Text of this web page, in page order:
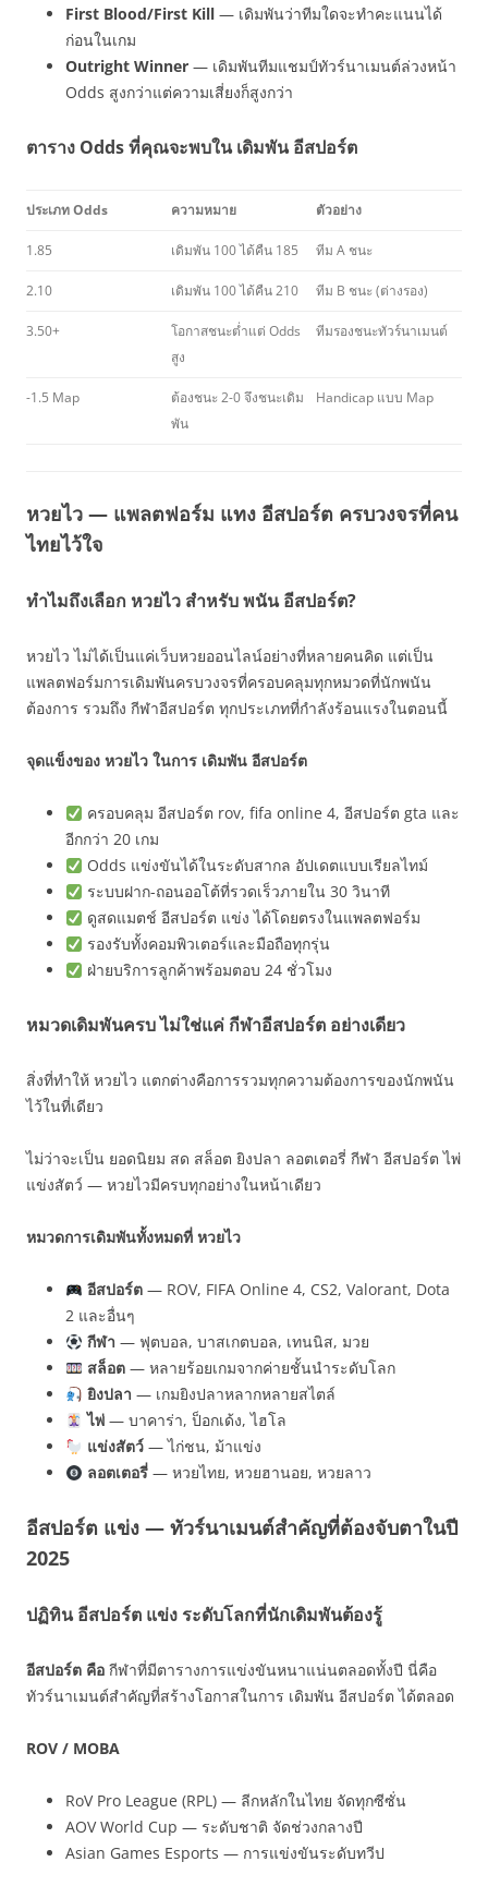
First Blood/First Kill — เดิมพันว่าทีมใดจะทำคะแนนได้
ก่อนในเกม
Outright Winner — เดิมพันทีมแชมป์ทัวร์นาเมนต์ล่วงหน้า
Odds สูงกว่าแต่ความเสี่ยงก็สูงกว่า
ตาราง Odds ที่คุณจะพบใน เดิมพัน อีสปอร์ต
ประเภท Odds ความหมาย ตัวอย่าง
1.85 เดิมพัน 100 ได้คืน 185 ทีม A ชนะ
2.10 เดิมพัน 100 ได้คืน 210 ทีม B ชนะ (ต่างรอง)
3.50+
โอกาสชนะต่ำแต่ Odds
สูง
ทีมรองชนะทัวร์นาเมนต์
-1.5 Map
ต้องชนะ 2-0 จึงชนะเดิม
พัน
Handicap แบบ Map
หวยไว — แพลตฟอร์ม แทง อีสปอร์ต ครบวงจรที่คน
ไทยไว้ใจ
ทำไมถึงเลือก หวยไว สำหรับ พนัน อีสปอร์ต?
หวยไว ไม่ได้เป็นแค่เว็บหวยออนไลน์อย่างที่หลายคนคิด แต่เป็น
แพลตฟอร์มการเดิมพันครบวงจรที่ครอบคลุมทุกหมวดที่นักพนัน
ต้องการ รวมถึง กีฬาอีสปอร์ต ทุกประเภทที่กำลังร้อนแรงในตอนนี้
จุดแข็งของ หวยไว ในการ เดิมพัน อีสปอร์ต
ครอบคลุม อีสปอร์ต rov, fifa online 4, อีสปอร์ต gta และ
อีกกว่า 20 เกม
Odds แข่งขันได้ในระดับสากล อัปเดตแบบเรียลไทม์
ระบบฝาก-ถอนออโต้ที่รวดเร็วภายใน 30 วินาที
ดูสดแมตช์ อีสปอร์ต แข่ง ได้โดยตรงในแพลตฟอร์ม
รองรับทั้งคอมพิวเตอร์และมือถือทุกรุ่น
ฝ่ายบริการลูกค้าพร้อมตอบ 24 ชั่วโมง
หมวดเดิมพันครบ ไม่ใช่แค่ กีฬาอีสปอร์ต อย่างเดียว
สิ่งที่ทำให้ หวยไว แตกต่างคือการรวมทุกความต้องการของนักพนัน
ไว้ในที่เดียว
ไม่ว่าจะเป็น ยอดนิยม สด สล็อต ยิงปลา ลอตเตอรี่ กีฬา อีสปอร์ต ไพ่
แข่งสัตว์ — หวยไวมีครบทุกอย่างในหน้าเดียว
หมวดการเดิมพันทั้งหมดที่ หวยไว
อีสปอร์ต— ROV, FIFA Online 4, CS2, Valorant, Dota
2 และอื่นๆ
กีฬา — ฟุตบอล, บาสเกตบอล, เทนนิส, มวย
สล็อต— หลายร้อยเกมจากค่ายชั้นนำระดับโลก
ยิงปลา — เกมยิงปลาหลากหลายสไตล์
ไพ่— บาคาร่า, ป็อกเด้ง, ไฮโล
แข่งสัตว์— ไก่ชน, ม้าแข่ง
ลอตเตอรี่— หวยไทย, หวยฮานอย, หวยลาว
อีสปอร์ต แข่ง — ทัวร์นาเมนต์สำคัญที่ต้องจับตาในปี
2025
ปฏิทิน อีสปอร์ต แข่ง ระดับโลกที่นักเดิมพันต้องรู้
อีสปอร์ต คือ กีฬาที่มีตารางการแข่งขันหนาแน่นตลอดทั้งปี นี่คือ
ทัวร์นาเมนต์สำคัญที่สร้างโอกาสในการ เดิมพัน อีสปอร์ต ได้ตลอด
ROV / MOBA
RoV Pro League (RPL) — ลีกหลักในไทย จัดทุกซีซั่น
AOV World Cup — ระดับชาติ จัดช่วงกลางปี
Asian Games Esports — การแข่งขันระดับทวีป